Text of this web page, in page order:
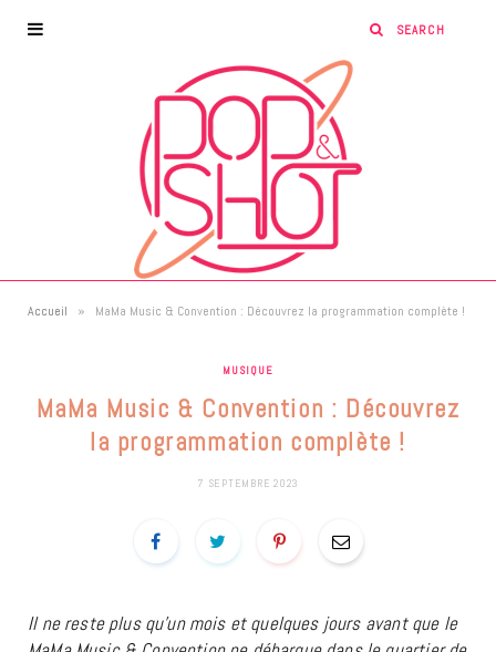
Accueil » MaMa Music & Convention : Découvrez la programmation complète !
MUSIQUE
MaMa Music & Convention : Découvrez
la programmation complète !
7 SEPTEMBRE 2023
Il ne reste plus qu’un mois et quelques jours avant que le